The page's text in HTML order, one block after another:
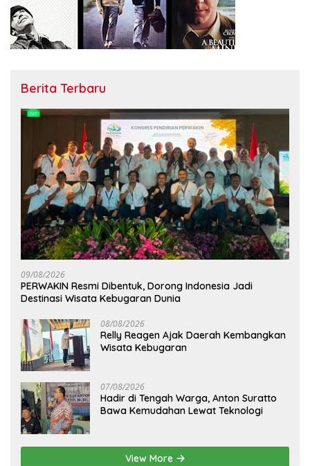
Berita Terbaru
09/08/2026
PERWAKIN Resmi Dibentuk, Dorong Indonesia Jadi
Destinasi Wisata Kebugaran Dunia
08/08/2026
Relly Reagen Ajak Daerah Kembangkan
Wisata Kebugaran
07/08/2026
Hadir di Tengah Warga, Anton Suratto
Bawa Kemudahan Lewat Teknologi
View More